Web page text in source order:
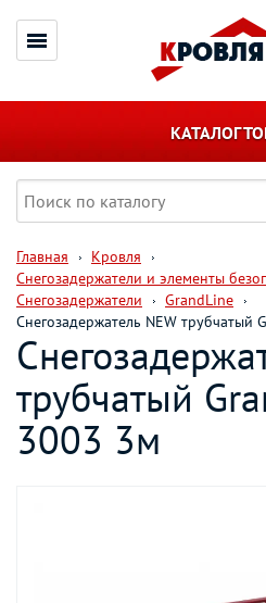
КАТАЛОГ
Главная
Кровля
Снегозадержатели и элементы
Снегозадержатели
GrandLine
Снегозадержатель NEW трубчатый
трубчатый
3003 3м